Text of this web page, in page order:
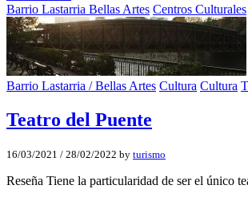
Barrio Lastarria Bellas Artes Centros Culturales
Barrio Lastarria / Bellas Artes Cultura Cultura
Teatro del Puente
16/03/2021 / 28/02/2022 by turismo
Reseña Tiene la particularidad de ser el único